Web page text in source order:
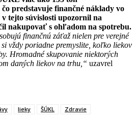
predstavuje finančné náklady vo
tejto súvislosti upozornil na
nakupovať s ohľadom na spotrebu.
finančnú záťaž nielen pre verejné
vždy poriadne premyslite, koľko liekov
Hromadné skupovanie niektorých
daných liekov na trhu,“ uzavrel
lieky ŠÚKL Zdravie